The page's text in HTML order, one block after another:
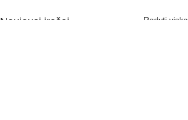
Naujausi įrašai Rodyti viską